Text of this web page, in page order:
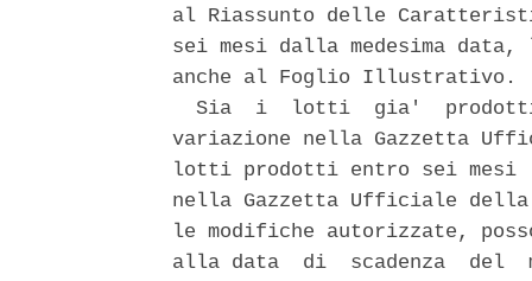
al Riassunto delle
sei mesi dalla medesima
anche al Foglio Illustrativo.
Sia  i  lotti  gia'
variazione nella Gazzetta
lotti prodotti entro sei mesi
nella Gazzetta Ufficiale
le modifiche autorizzate,
alla data  di  scadenza  del